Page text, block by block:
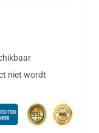
niet wordt